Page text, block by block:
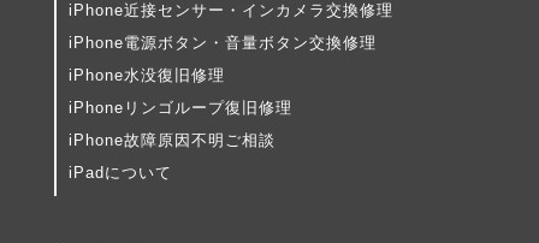
iPhone近接センサー・インカメラ交換修理
iPhone電源ボタン・音量ボタン交換修理
iPhone水没復旧修理
iPhoneリンゴループ復旧修理
iPhone故障原因不明ご相談
iPadについて